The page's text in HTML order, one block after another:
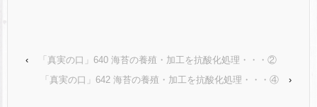
‹
「真実の口」640 海苔の養殖・加工を抗酸化処理・・・②
「真実の口」642 海苔の養殖・加工を抗酸化処理・・・④
›